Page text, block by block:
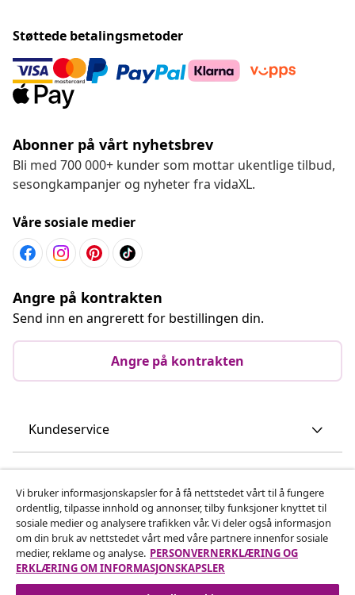
Støttede betalingsmetoder
Abonner på vårt nyhetsbrev
Bli med 700 000+ kunder som mottar ukentlige tilbud,
sesongkampanjer og nyheter fra vidaXL.
Våre sosiale medier
Angre på kontrakten
Send inn en angrerett for bestillingen din.
Angre på kontrakten
Kundeservice
Bedrift
vidaXL
Oppdag mer
Vi bruker informasjonskapsler for å få nettstedet vårt til å fungere
ordentlig, tilpasse innhold og annonser, tilby funksjoner knyttet til
sosiale medier og analysere trafikken vår. Vi deler også informasjon
om din bruk av nettstedet vårt med våre partnere innenfor sosiale
medier, reklame og analyse. PERSONVERNERKLÆRING OG
ERKLÆRING OM INFORMASJONSKAPSLER